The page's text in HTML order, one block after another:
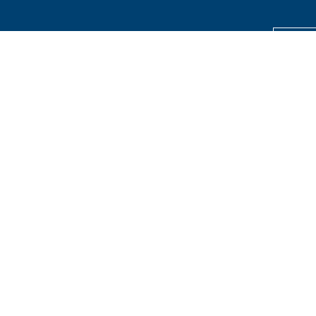
Receba as novidades
Email